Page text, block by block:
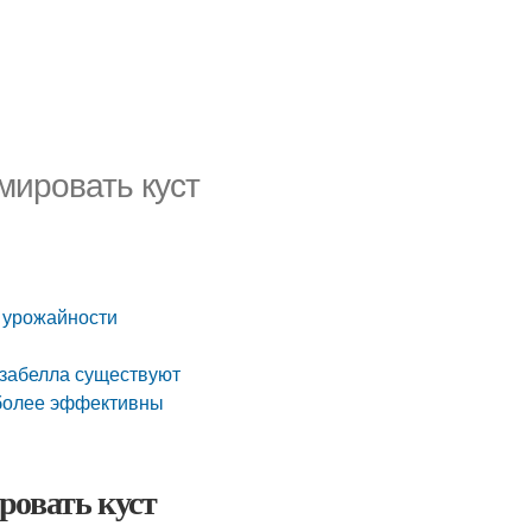
куст
существуют
эффективны
куст